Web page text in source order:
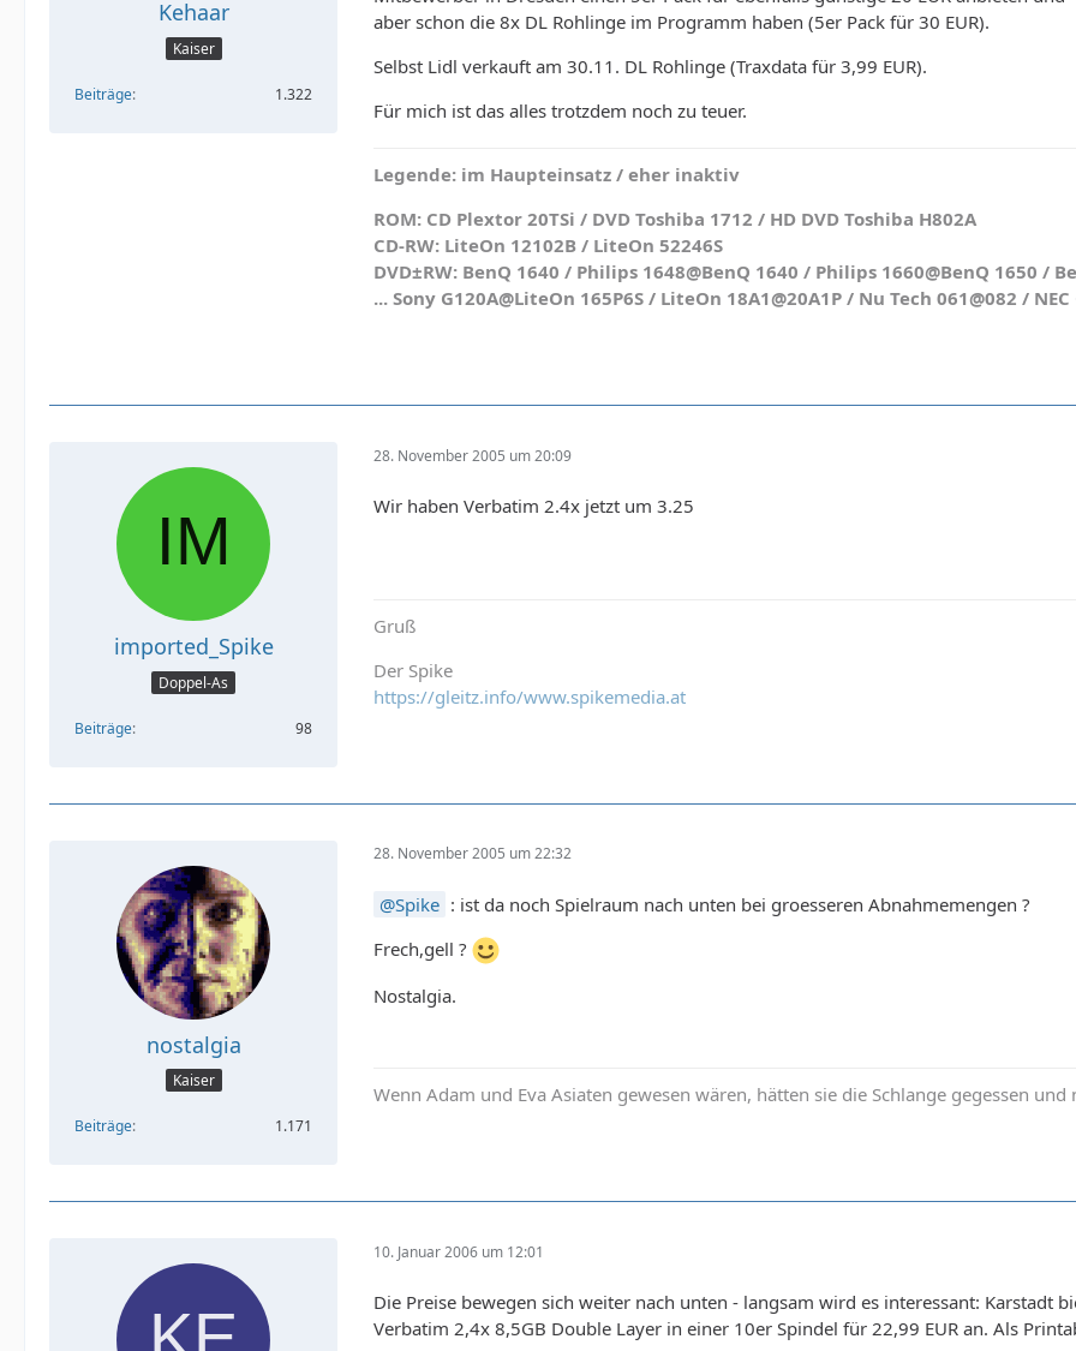
Kehaar
Kaiser
Beiträge 1.322
aber schon die 8x DL Rohlinge im Programm haben (5er Pack für 30 EUR).
Selbst Lidl verkauft am 30.11. DL Rohlinge (Traxdata für 3,99 EUR).
Für mich ist das alles trotzdem noch zu teuer.
Legende: im Haupteinsatz / eher inaktiv
ROM: CD Plextor 20TSi / DVD Toshiba 1712 / HD DVD Toshiba H802A
CD-RW: LiteOn 12102B / LiteOn 52246S
DVD±RW: BenQ 1640 / Philips 1648@BenQ 1640 / Philips 1660@BenQ 1650 /
... Sony G120A@LiteOn 165P6S / LiteOn 18A1@20A1P / Nu Tech 061@082 /
imported_Spike
Doppel-As
Beiträge 98
28. November 2005 um 20:09
Wir haben Verbatim 2.4x jetzt um 3.25
Gruß
Der Spike
https://gleitz.info/www.spikemedia.at
nostalgia
Kaiser
Beiträge 1.171
28. November 2005 um 22:32
Spike : ist da noch Spielraum nach unten bei groesseren Abnahmemengen ?
Frech,gell ?
Nostalgia.
Wenn Adam und Eva Asiaten gewesen wären, hätten sie die Schlange gegessen
10. Januar 2006 um 12:01
Die Preise bewegen sich weiter nach unten - langsam wird es interessant: Karstadt
Verbatim 2,4x 8,5GB Double Layer in einer 10er Spindel für 22,99 EUR an. Als